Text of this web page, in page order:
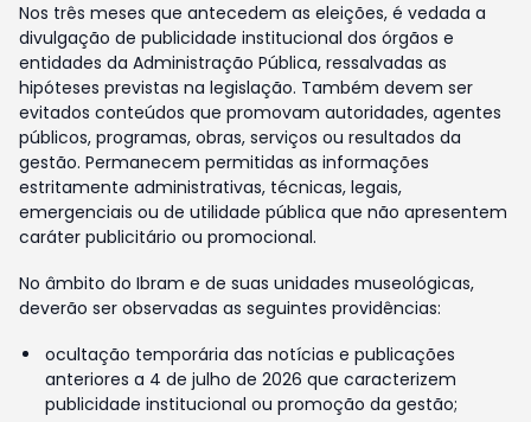
Nos três meses que antecedem as eleições, é vedada a
divulgação de publicidade institucional dos órgãos e
entidades da Administração Pública, ressalvadas as
hipóteses previstas na legislação. Também devem ser
evitados conteúdos que promovam autoridades, agentes
públicos, programas, obras, serviços ou resultados da
gestão. Permanecem permitidas as informações
estritamente administrativas, técnicas, legais,
emergenciais ou de utilidade pública que não apresentem
caráter publicitário ou promocional.
No âmbito do Ibram e de suas unidades museológicas,
deverão ser observadas as seguintes providências:
ocultação temporária das notícias e publicações
anteriores a 4 de julho de 2026 que caracterizem
publicidade institucional ou promoção da gestão;